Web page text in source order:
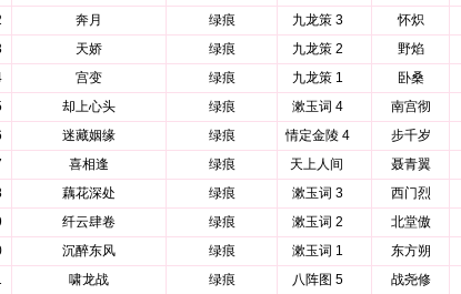
奔月 绿痕 九龙策 3 怀炽
天娇 绿痕 九龙策 2 野焰
宫变 绿痕 九龙策 1 卧桑
却上心头 绿痕 漱玉词 4 南宫彻
迷藏姻缘 绿痕 情定金陵 4 步千岁
喜相逢 绿痕 天上人间 聂青翼
藕花深处 绿痕 漱玉词 3 西门烈
纤云肆卷 绿痕 漱玉词 2 北堂傲
沉醉东风 绿痕 漱玉词 1 东方朔
啸龙战 绿痕 八阵图 5 战尧修